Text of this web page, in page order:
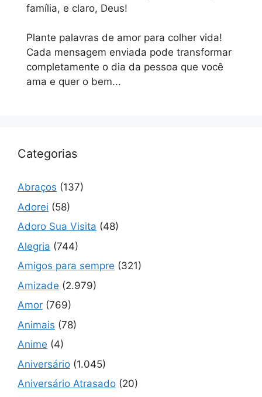
família, e claro, Deus!
Plante palavras de amor para colher vida!
Cada mensagem enviada pode transformar
completamente o dia da pessoa que você
ama e quer o bem...
Categorias
Abraços (137)
Adorei (58)
Adoro Sua Visita (48)
Alegria (744)
Amigos para sempre (321)
Amizade (2.979)
Amor (769)
Animais (78)
Anime (4)
Aniversário (1.045)
Aniversário Atrasado (20)